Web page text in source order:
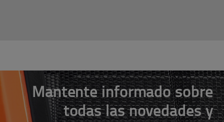
Mantente informado sobre
todas las novedades y